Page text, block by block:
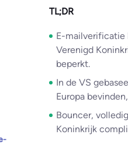
TL;DR
E-mailverificatie
Verenigd
beperkt.
In de VS
Europa
Bouncer,
Koninkrijk